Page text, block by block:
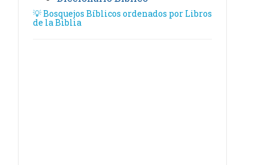
💡 Bosquejos Bíblicos ordenados por Libros
de la Biblia